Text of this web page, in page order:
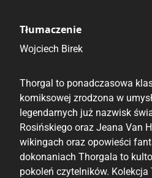
Tłumaczenie
Wojciech Birek
Thorgal to ponadczasowa
komiksowej zrodzona w
legendarnych już nazwisk
Rosińskiego oraz Jeana Van
wikingach oraz opowieści
dokonaniach Thorgala to
pokoleń czytelników.